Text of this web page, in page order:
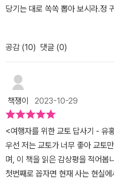
당기는 대로 쏙쏙 뽑아 보시라.정
공감 (10) 댓글 (0)
책쟁이 2023-10-29
<여행자를 위한 교토 답사기 -
우선 저는 교토가 너무 좋아 교토
며, 이 책을 읽은 감상평을 적어봅
첫번째로 꼽자면 현재 사는 현실